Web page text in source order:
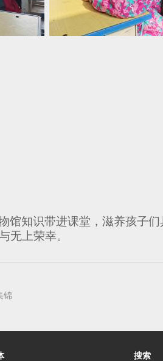
知识带进课堂，滋养孩子
无上荣幸。
锦
搜索